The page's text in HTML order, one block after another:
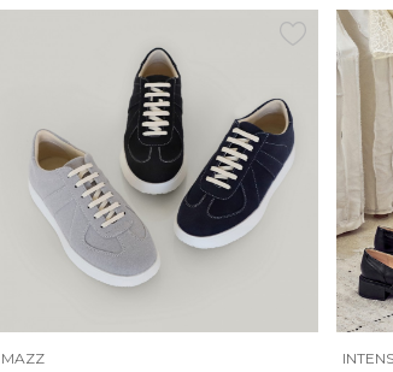
INTENSE